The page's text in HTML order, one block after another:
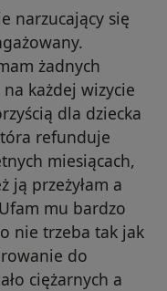
narzucający się
żadnych
każdej wizycie
dla dziecka
refunduje
miesiącach,
ją przeżyłam a
mu bardzo
nie trzeba tak jak
do
ciężarnych a